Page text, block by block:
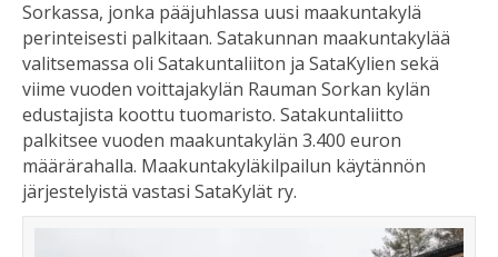
Sorkassa, jonka pääjuhlassa uusi maakuntakylä
perinteisesti palkitaan. Satakunnan maakuntakylää
valitsemassa oli Satakuntaliiton ja SataKylien sekä
viime vuoden voittajakylän Rauman Sorkan kylän
edustajista koottu tuomaristo. Satakuntaliitto
palkitsee vuoden maakuntakylän 3.400 euron
määrärahalla. Maakuntakyläkilpailun käytännön
järjestelyistä vastasi SataKylät ry.